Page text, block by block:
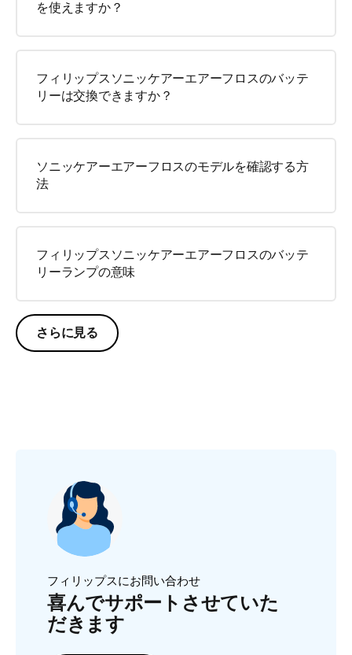
を使えますか？
フィリップスソニッケアーエアーフロスのバッテ
リーは交換できますか？
ソニッケアーエアーフロスのモデルを確認する方
法
フィリップスソニッケアーエアーフロスのバッテ
リーランプの意味
さらに見る
フィリップスにお問い合わせ
喜んでサポートさせていた
だきます